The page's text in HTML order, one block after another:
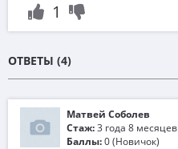
1
ОТВЕТЫ (4)
Матвей Соболев
Стаж:3 года 8 месяцев
Баллы:0 (Новичок)